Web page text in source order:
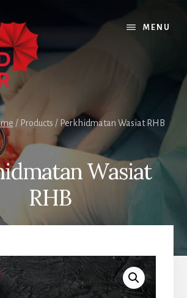
MENU
/Products /Perkhidmatan Wasiat RHB
Wasiat
RHB